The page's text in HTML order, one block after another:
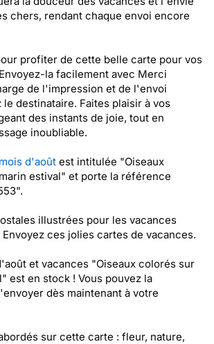
chers, rendant chaque envoi encore
profiter de cette belle carte pour vos
la facilement avec Merci
de l'impression et de l'envoi
destinataire. Faites plaisir à vos
des instants de joie, tout en
inoubliable.
d'août est intitulée "Oiseaux
estival" et porte la référence
illustrées pour les vacances
ces jolies cartes de vacances.
et vacances "Oiseaux colorés sur
est en stock ! Vous pouvez la
dès maintenant à votre
sur cette carte : fleur, nature,